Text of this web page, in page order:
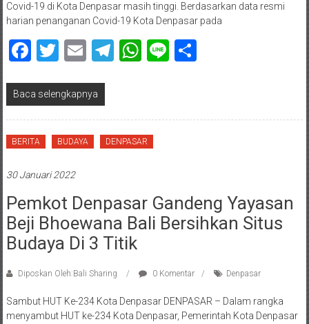
Covid-19 di Kota Denpasar masih tinggi. Berdasarkan data resmi
harian penanganan Covid-19 Kota Denpasar pada
Facebook
Twitter
EmailTelegram
WhatsApp
LineShare
Baca selengkapnya
BERITA BUDAYA DENPASAR
30 Januari 2022
Pemkot Denpasar Gandeng Yayasan
Beji Bhoewana Bali Bersihkan Situs
Budaya Di 3 Titik
Diposkan Oleh:Bali Sharing 0 Komentar Denpasar
Sambut HUT Ke-234 Kota Denpasar DENPASAR – Dalam rangka
menyambut HUT ke-234 Kota Denpasar, Pemerintah Kota Denpasar